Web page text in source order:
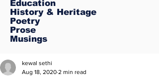
Education
History & Heritage
Poetry
Prose
Musings
kewal sethi
Aug 18, 2020 2 min read